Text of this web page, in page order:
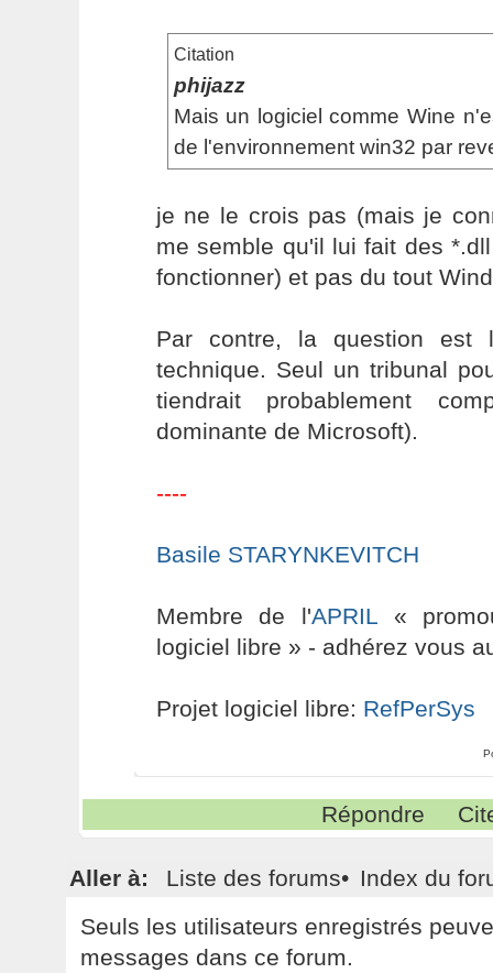
Citation
phijazz
Mais un logiciel comme Wine
de l'environnement win32 par
je ne le crois pas (mais je
me semble qu'il lui fait des
fonctionner) et pas du tout
Par contre, la question est
technique. Seul un tribunal
tiendrait probablement
dominante de Microsoft).
----
Basile STARYNKEVITCH
Membre de l'APRIL «
logiciel libre » - adhérez vous
Projet logiciel libre: RefPerSys
Répondre
Aller à: Liste des forums• Index du
Seuls les utilisateurs enregistrés
messages dans ce forum.